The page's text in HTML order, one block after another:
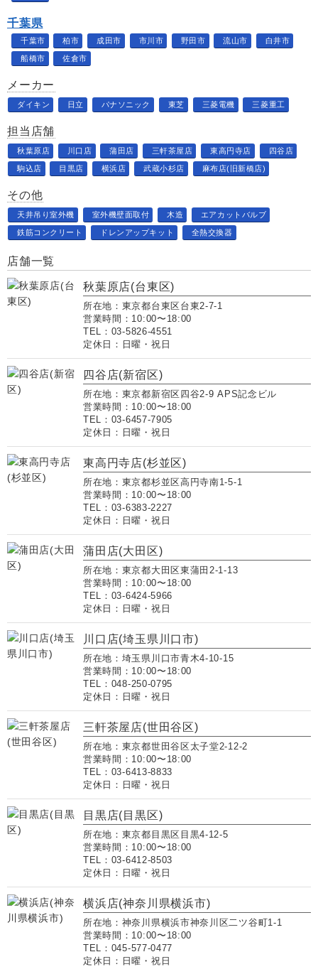
千葉県
千葉市 柏市 成田市 市川市 野田市 流山市 白井市
船橋市 佐倉市
メーカー
ダイキン 日立 パナソニック 東芝 三菱電機 三菱重工
担当店舗
秋葉原店 川口店 蒲田店 三軒茶屋店 東高円寺店 四谷店
駒込店 目黒店 横浜店 武蔵小杉店 麻布店(旧新橋店)
その他
天井吊り室外機 室外機壁面取付 木造 エアカットバルブ
鉄筋コンクリート ドレンアップキット 全熱交換器
店舗一覧
秋葉原店(台東区)
所在地：東京都台東区台東2-7-1
営業時間：10:00〜18:00
TEL：03-5826-4551
定休日：日曜・祝日
四谷店(新宿区)
所在地：東京都新宿区四谷2-9 APS記念ビル
営業時間：10:00〜18:00
TEL：03-6457-7905
定休日：日曜・祝日
東高円寺店(杉並区)
所在地：東京都杉並区高円寺南1-5-1
営業時間：10:00〜18:00
TEL：03-6383-2227
定休日：日曜・祝日
蒲田店(大田区)
所在地：東京都大田区東蒲田2-1-13
営業時間：10:00〜18:00
TEL：03-6424-5966
定休日：日曜・祝日
川口店(埼玉県川口市)
所在地：埼玉県川口市青木4-10-15
営業時間：10:00〜18:00
TEL：048-250-0795
定休日：日曜・祝日
三軒茶屋店(世田谷区)
所在地：東京都世田谷区太子堂2-12-2
営業時間：10:00〜18:00
TEL：03-6413-8833
定休日：日曜・祝日
目黒店(目黒区)
所在地：東京都目黒区目黒4-12-5
営業時間：10:00〜18:00
TEL：03-6412-8503
定休日：日曜・祝日
横浜店(神奈川県横浜市)
所在地：神奈川県横浜市神奈川区二ツ谷町1-1
営業時間：10:00〜18:00
TEL：045-577-0477
定休日：日曜・祝日